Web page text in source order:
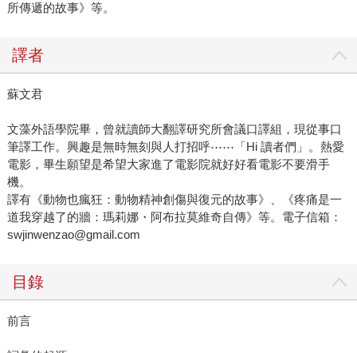
所傳遞的故事》等。
譯者
蘇文君
文藻外語學院畢，曾就讀師大翻譯研究所會議口譯組，現從事口
筆譯工作。興趣是無時無刻與人打招呼⋯⋯「Hi 讀者們」。熱愛
電影，畢生願望是希望大家進了電影院就好好看電影不要滑手
機。
譯有《動物也瘋狂：動物精神創傷與復元的故事》、《疼痛是一
道我穿越了的牆：瑪莉娜・阿布拉莫維奇自傳》等。電子信箱：
swjinwenzao@gmail.com
目錄
前言